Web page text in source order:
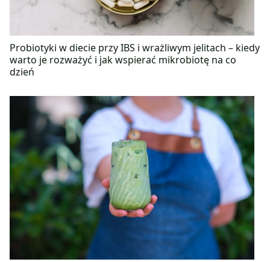
Probiotyki w diecie przy IBS i wrażliwym jelitach – kiedy
warto je rozważyć i jak wspierać mikrobiotę na co
dzień